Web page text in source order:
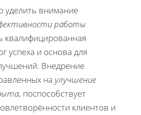
уделить внимание
работы
квалифицированная
успеха и основа для
Внедрение
на улучшение
, поспособствует
клиентов и